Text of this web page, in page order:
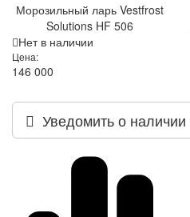
Морозильный ларь Vestfrost
Solutions HF 506
Нет в наличии
Цена:
146 000
Уведомить о наличии